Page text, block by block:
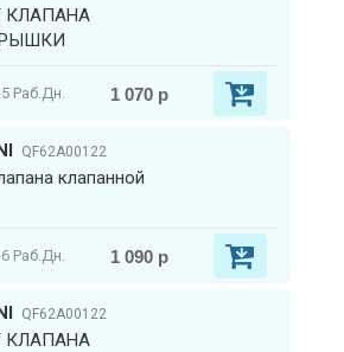
КЛАПАНА
Раб.Дн. 1 070 р
QF62A00122
клапанной
Раб.Дн. 1 090 р
QF62A00122
КЛАПАНА